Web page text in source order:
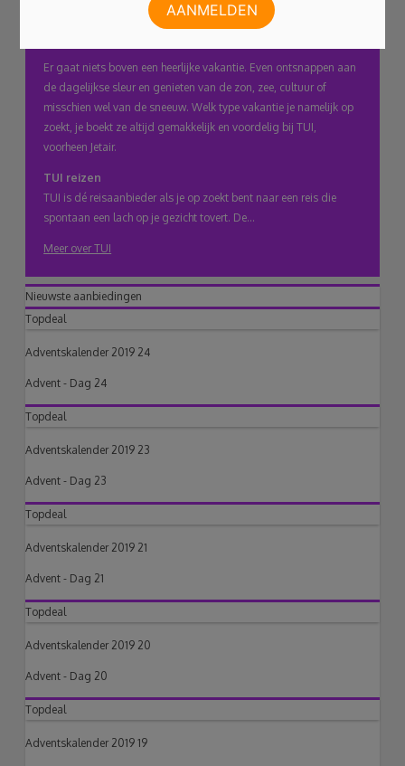
Discover your smile!
Er gaat niets boven een heerlijke vakantie. Even ontsnappen aan
de dagelijkse sleur en genieten van de zon, zee, cultuur of
misschien wel van de sneeuw. Welk type vakantie je namelijk op
zoekt, je boekt ze altijd gemakkelijk en voordelig bij TUI,
voorheen Jetair.
TUI reizen
TUI is dé reisaanbieder als je op zoekt bent naar een reis die
spontaan een lach op je gezicht tovert. De...
Meer over TUI
Nieuwste aanbiedingen
Topdeal
Adventskalender 2019 24
Advent - Dag 24
Topdeal
Adventskalender 2019 23
Advent - Dag 23
Topdeal
Adventskalender 2019 21
Advent - Dag 21
Topdeal
Adventskalender 2019 20
Advent - Dag 20
Topdeal
Adventskalender 2019 19